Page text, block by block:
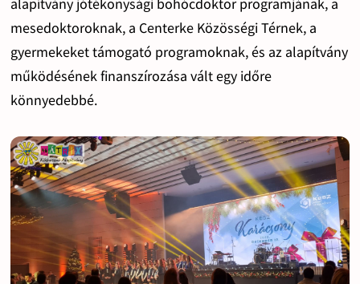
alapítvány jótékonysági bohócdoktor programjának, a
mesedoktoroknak, a Centerke Közösségi Térnek, a
gyermekeket támogató programoknak, és az alapítvány
működésének finanszírozása vált egy időre
könnyedebbé.